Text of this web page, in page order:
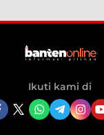
Ikuti kami di